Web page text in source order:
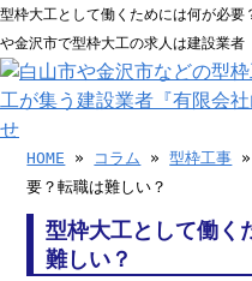
型枠大工として働くためには何が必
や金沢市で型枠大工の求人は建設業者
HOME » コラム »型枠工事
要？転職は難しい？
型枠大工として働く
難しい？